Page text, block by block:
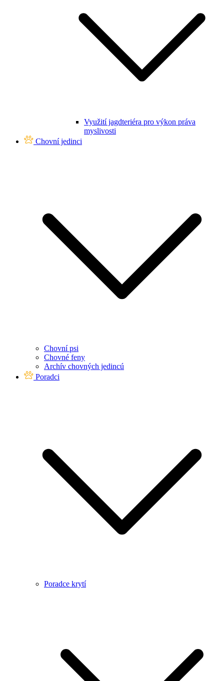
Využití jagdteriéra pro výkon práva
myslivosti
Chovní jedinci
Chovní psi
Chovné feny
Archív chovných jedincú
Poradci
Poradce krytí